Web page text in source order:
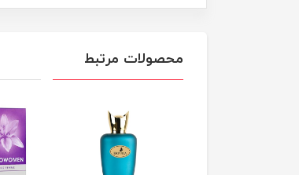
محصولات مرتبط